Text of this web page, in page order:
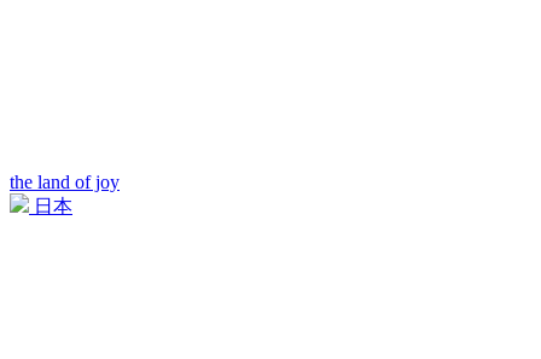
the land of joy
日本